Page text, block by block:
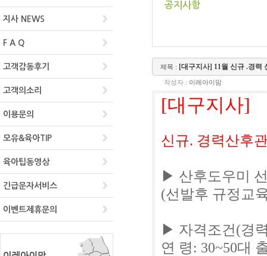
지사 NEWS
F A Q
고객감동후기
고객의소리
이용문의
모유&육아TIP
육아팁동영상
긴급문자서비스
이벤트제휴문의
공지사항